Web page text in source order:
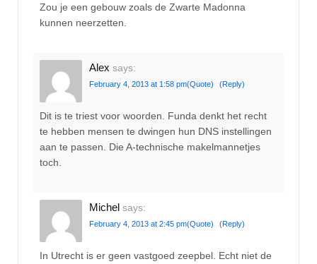
Zou je een gebouw zoals de Zwarte Madonna
kunnen neerzetten.
Alex says:
February 4, 2013 at 1:58 pm(Quote) (Reply)
Dit is te triest voor woorden. Funda denkt het recht
te hebben mensen te dwingen hun DNS instellingen
aan te passen. Die A-technische makelmannetjes
toch.
Michel says:
February 4, 2013 at 2:45 pm(Quote) (Reply)
In Utrecht is er geen vastgoed zeepbel. Echt niet de